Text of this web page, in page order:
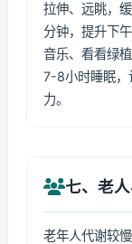
拉伸、远眺，
分钟，提升下
音乐、看看绿
7-8小时睡眠，
力。
七、老
老年人代谢较